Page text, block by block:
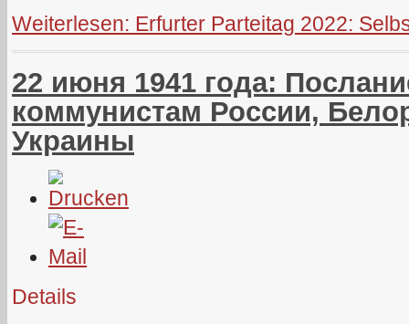
Weiterlesen: Erfurter Parteitag 2022:
22 июня 1941 года:
коммунистам России,
Украины
Details